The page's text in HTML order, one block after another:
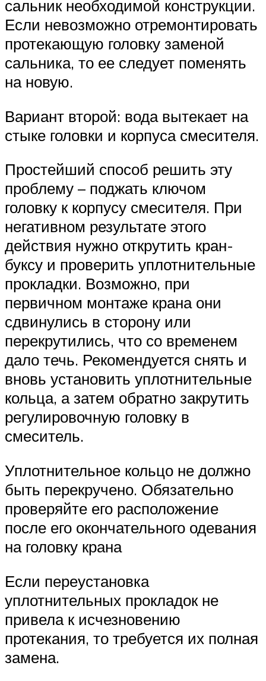
сальник необходимой конструкции.
Если невозможно отремонтировать
протекающую головку заменой
сальника, то ее следует поменять
на новую.
Вариант второй: вода вытекает на
стыке головки и корпуса смесителя.
Простейший способ решить эту
проблему – поджать ключом
головку к корпусу смесителя. При
негативном результате этого
действия нужно открутить кран-
буксу и проверить уплотнительные
прокладки. Возможно, при
первичном монтаже крана они
сдвинулись в сторону или
перекрутились, что со временем
дало течь. Рекомендуется снять и
вновь установить уплотнительные
кольца, а затем обратно закрутить
регулировочную головку в
смеситель.
Уплотнительное кольцо не должно
быть перекручено. Обязательно
проверяйте его расположение
после его окончательного одевания
на головку крана
Если переустановка
уплотнительных прокладок не
привела к исчезновению
протекания, то требуется их полная
замена.